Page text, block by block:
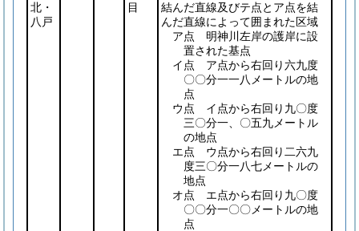
北・
八戸
目
結んだ直線及びテ点とア点を結
んだ直線によって囲まれた区域
ア点 明神川左岸の護岸に設
置された基点
イ点 ア点から右回り六九度
〇〇分一一八メートルの地
点
ウ点 イ点から右回り九〇度
三〇分一、〇五九メートル
の地点
エ点 ウ点から右回り二六九
度三〇分一八七メートルの
地点
オ点 エ点から右回り九〇度
〇〇分一〇〇メートルの地
点